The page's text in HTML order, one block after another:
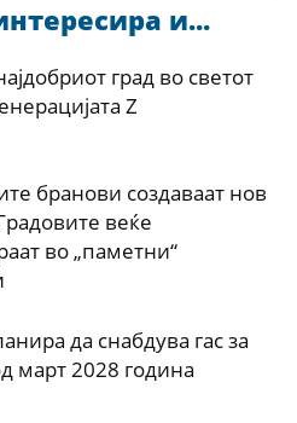
и...
град во светот
Z
бранови создаваат нов
веќе
во „паметни“
да снабдува гас за
март 2028 година